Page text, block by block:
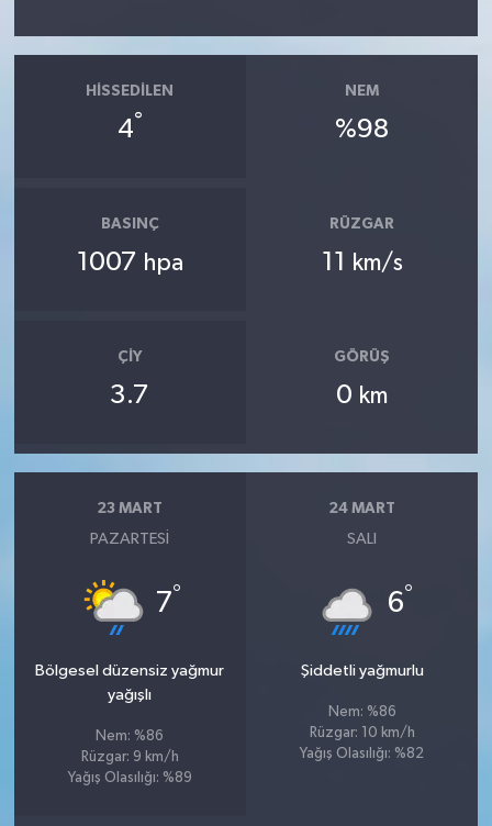
HISSEDILEN
4°
NEM
%98
BASINÇ
1007 hpa
RÜZGAR
11 km/s
ÇIY
3.7
GÖRÜŞ
0 km
23 MART
PAZARTESI
7°
Bölgesel düzensiz yağmur
yağışlı
Nem: %86
Rüzgar: 9 km/h
Yağış Olasılığı: %89
24 MART
SALI
6°
Şiddetli yağmurlu
Nem: %86
Rüzgar: 10 km/h
Yağış Olasılığı: %82